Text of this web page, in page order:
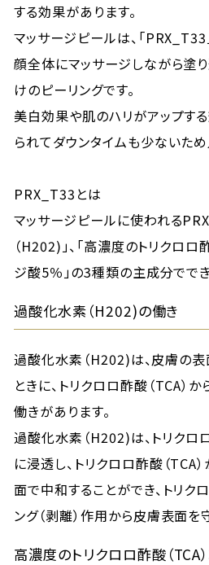
する効果があります。
マッサージピールは、「PRX_T33
顔全体にマッサージしながら塗
けのピーリングです。
美白効果や肌のハリがアップす
られてダウンタイムも少ないため
PRX_T33とは
マッサージピールに使われる
（H202)」、「高濃度のトリクロロ
ジ酸5％」の3種類の主成分ででき
過酸化水素（H202)の働き
過酸化水素（H202)は、皮膚の
ときに、トリクロロ酢酸（TCA）
働きがあります。
過酸化水素（H202)は、トリクロ
に浸透し、トリクロロ酢酸（TCA
面で中和することができ、トリク
ング（剥離）作用から皮膚表面を
高濃度のトリクロロ酢酸（TCA